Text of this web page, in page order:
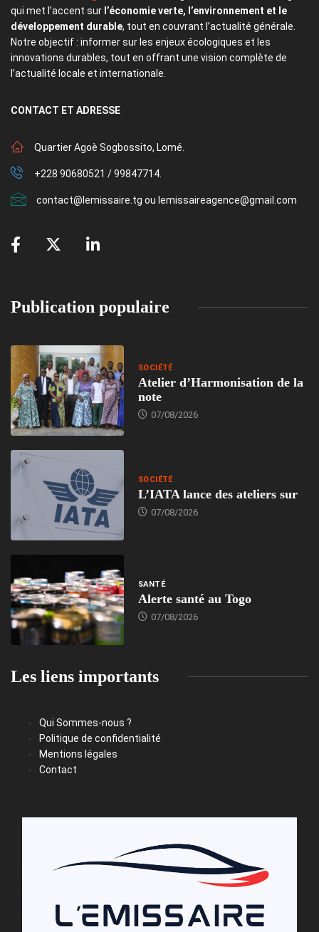
qui met l’accent sur l’économie verte, l’environnement et le
développement durable, tout en couvrant l’actualité générale.
Notre objectif : informer sur les enjeux écologiques et les
innovations durables, tout en offrant une vision complète de
l’actualité locale et internationale.
CONTACT ET ADRESSE
Quartier Agoè Sogbossito, Lomé.
+228 90680521 / 99847714.
contact@lemissaire.tg ou lemissaireagence@gmail.com
Publication populaire
SOCIÉTÉ
Atelier d’Harmonisation de la
note
07/08/2026
SOCIÉTÉ
L’IATA lance des ateliers sur
07/08/2026
SANTÉ
Alerte santé au Togo
07/08/2026
Les liens importants
Qui Sommes-nous ?
Politique de confidentialité
Mentions légales
Contact